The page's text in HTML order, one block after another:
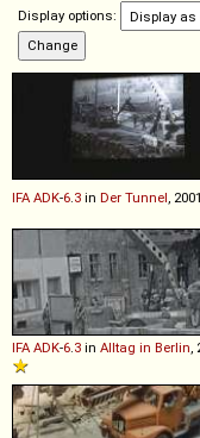
Display options:
IFA ADK-6 3 in Der Tunnel , 2001
IFA ADK-6 3 in Alltag in Berlin